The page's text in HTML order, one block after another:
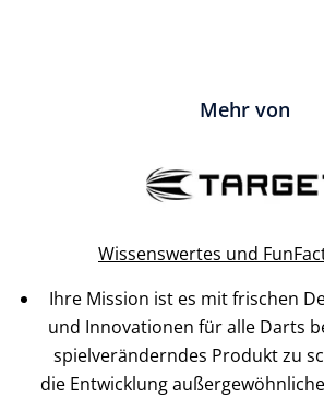
Mehr von
Wissenswertes und
Ihre Mission ist es mit frischen
und Innovationen für alle Darts
spielveränderndes Produkt zu
die Entwicklung